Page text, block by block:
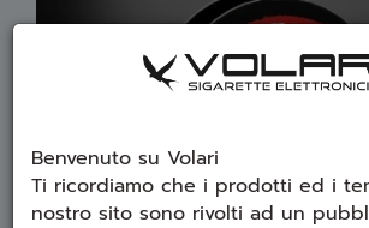
Benvenuto su Volari
Ti ricordiamo che i prodotti ed i
nostro sito sono rivolti ad un